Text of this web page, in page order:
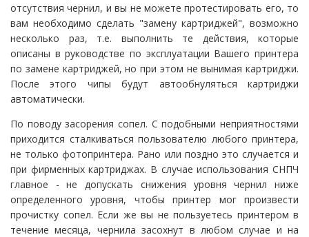
отсутствия чернил, и вы не можете протестировать его, то
вам необходимо сделать "замену картриджей", возможно
несколько раз, т.е. выполнить те действия, которые
описаны в руководстве по эксплуатации Вашего принтера
по замене картриджей, но при этом не вынимая картриджи.
После этого чипы будут автообнуляться картриджи
автоматически.
По поводу засорения сопел. С подобными неприятностями
приходится сталкиваться пользователю любого принтера,
не только фотопринтера. Рано или поздно это случается и
при фирменных картриджах. В случае использования СНПЧ
главное - не допускать снижения уровня чернил ниже
определенного уровня, чтобы принтер мог произвести
прочистку сопел. Если же вы не пользуетесь принтером в
течение месяца, чернила засохнут в любом случае и на